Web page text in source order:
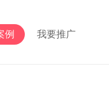
例 我要推广